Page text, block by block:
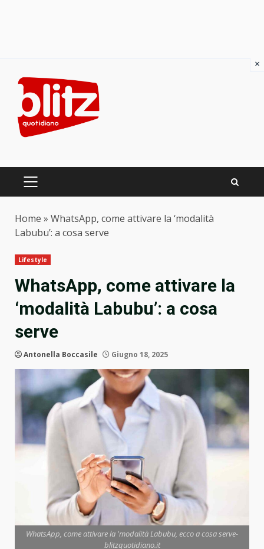
content
PRIMARY
Home » WhatsApp, come attivare la ‘modalità
Labubu’: a cosa serve
Lifestyle
WhatsApp, come attivare la
‘modalità Labubu’: a cosa
serve
Antonella Boccasile Giugno 18, 2025
WhatsApp, come attivare la 'modalità Labubu, ecco a cosa serve-
blitzquotidiano.it
×